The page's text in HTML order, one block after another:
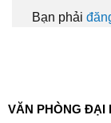
Bạn phải
VĂN PHÒNG ĐẠI